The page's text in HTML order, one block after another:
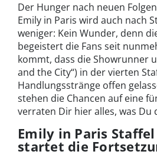
Der Hunger nach neuen
Emily in Paris wird auch nach
weniger: Kein Wunder, denn
begeistert die Fans seit
kommt, dass die Showrunner
and the City“) in der vierten
Handlungsstränge offen
stehen die Chancen auf eine
verraten Dir hier alles, was Du
Emily in Paris Staffel
startet die